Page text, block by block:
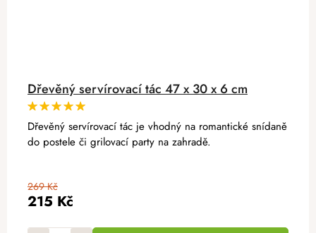
Dřevěný servírovací tác 47 x 30 x 6 cm
215 Kč
269 Kč
Dřevěný servírovací tác je vhodný na romantické snídaně
do postele či grilovací party na zahradě.